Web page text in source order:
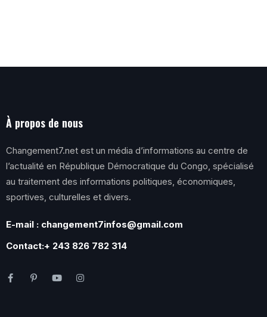
À propos de nous
Changement7.net est un média d’informations au centre de
l’actualité en République Démocratique du Congo, spécialisé
au traitement des informations politiques, économiques,
sportives, culturelles et divers.
E-mail : changement7infos@gmail.com
Contact:+ 243 826 782 314